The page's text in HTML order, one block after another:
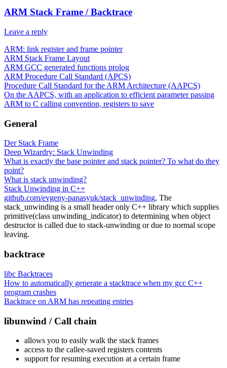
ARM Stack Frame / Backtrace
Leave a reply
ARM: link register and frame pointer
ARM Stack Frame Layout
ARM GCC generated functions prolog
ARM Procedure Call Standard (APCS)
Procedure Call Standard for the ARM Architecture (AAPCS)
On the AAPCS, with an application to efficient parameter passing
ARM to C calling convention, registers to save
General
Der Stack Frame
Deep Wizardry: Stack Unwinding
What is exactly the base pointer and stack pointer? To what do they
point?
What is stack unwinding?
Stack Unwinding in C++
github.com/evgeny-panasyuk/stack_unwinding, The
stack_unwinding is a small header only C++ library which supplies
primitive(class unwinding_indicator) to determining when object
destructor is called due to stack-unwinding or due to normal scope
leaving.
backtrace
libc Backtraces
How to automatically generate a stacktrace when my gcc C++
program crashes
Backtrace on ARM has repeating entries
libunwind / Call chain
allows you to easily walk the stack frames
access to the callee-saved registers contents
support for resuming execution at a certain frame